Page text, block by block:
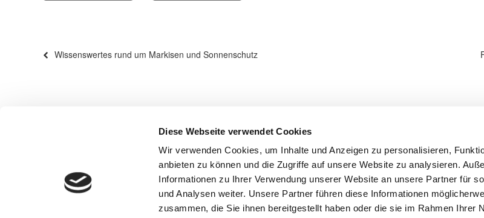
Diese Webseite verwendet Cookies
Wir verwenden Cookies, um Inhalte und Anzeigen zu personalisieren,
anbieten zu können und die Zugriffe auf unsere Website zu analysieren.
Informationen zu Ihrer Verwendung unserer Website an unsere Partner für
und Analysen weiter. Unsere Partner führen diese Informationen
zusammen, die Sie ihnen bereitgestellt haben oder die sie im Rahmen Ihrer
Beitragsnavigation
Vorheriger
Wissenswertes rund um Markisen und Sonnenschutz
Rollo Oppmann GmbH
Thoma-Rieder-Str. 7